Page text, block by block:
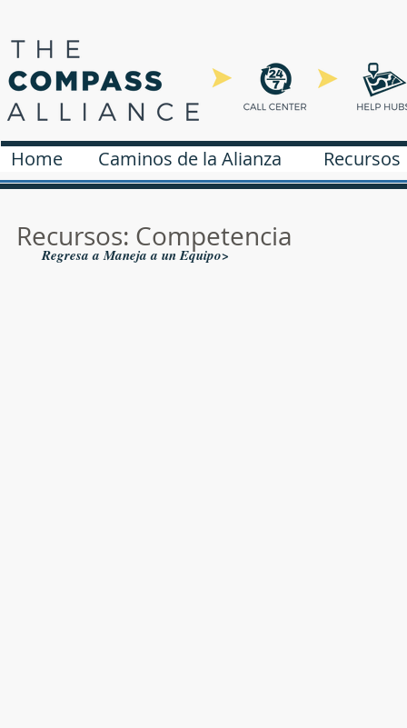
Home Pathways Find a Resource
Home Caminos de la Alianza Recursos
Recursos: Competencia
Regresa a Maneja a un Equipo>